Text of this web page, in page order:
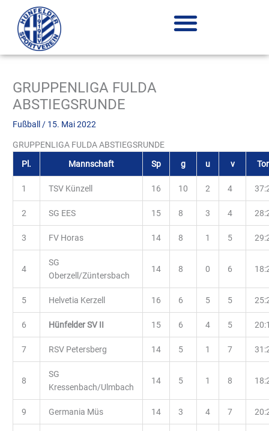
Inhalt
springen
GRUPPENLIGA FULDA
ABSTIEGSRUNDE
Fußball / 15. Mai 2022
GRUPPENLIGA FULDA ABSTIEGSRUNDE
Pl.
Mannschaft Sp g u v
1 TSV Künzell 16 10 2 4
2 SG EES 15 8 3 4
3 FV Horas 14 8 1 5
4
SG
Oberzell/Züntersbach
14 8 0 6
5 Helvetia Kerzell 16 6 5 5
6 Hünfelder SV II 15 6 4 5
7 RSV Petersberg 14 5 1 7
8
SG
Kressenbach/Ulmbach
14 5 1 8
9 Germania Müs 14 3 4 7